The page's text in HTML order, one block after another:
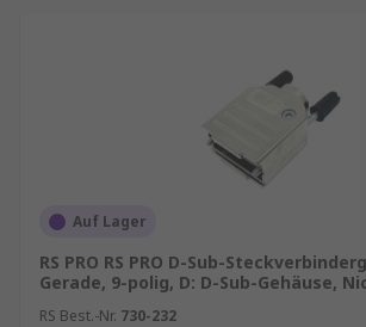
Auf Lager
RS PRO RS PRO D-Sub-
Gerade, 9-polig, D: D-Sub-Gehäuse,
RS Best.-Nr. 730-232